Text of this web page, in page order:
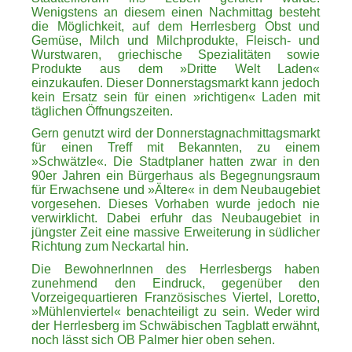
Wenigstens an diesem einen Nachmittag besteht
die Möglichkeit, auf dem Herrlesberg Obst und
Gemüse, Milch und Milchprodukte, Fleisch- und
Wurstwaren, griechische Spezialitäten sowie
Produkte aus dem »Dritte Welt Laden«
einzukaufen. Dieser Donnerstagsmarkt kann jedoch
kein Ersatz sein für einen »richtigen« Laden mit
täglichen Öffnungszeiten.
Gern genutzt wird der Donnerstagnachmittagsmarkt
für einen Treff mit Bekannten, zu einem
»Schwätzle«. Die Stadtplaner hatten zwar in den
90er Jahren ein Bürgerhaus als Begegnungsraum
für Erwachsene und »Ältere« in dem Neubaugebiet
vorgesehen. Dieses Vorhaben wurde jedoch nie
verwirklicht. Dabei erfuhr das Neubaugebiet in
jüngster Zeit eine massive Erweiterung in südlicher
Richtung zum Neckartal hin.
Die BewohnerInnen des Herrlesbergs haben
zunehmend den Eindruck, gegenüber den
Vorzeigequartieren Französisches Viertel, Loretto,
»Mühlenviertel« benachteiligt zu sein. Weder wird
der Herrlesberg im Schwäbischen Tagblatt erwähnt,
noch lässt sich OB Palmer hier oben sehen.